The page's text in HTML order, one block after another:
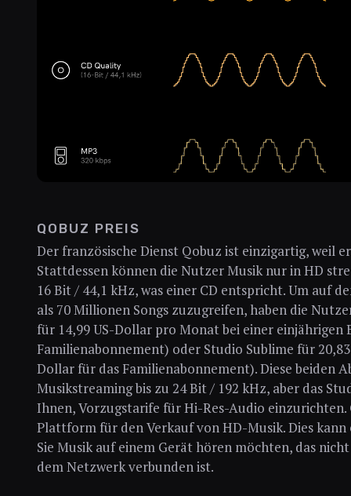
QOBUZ PREIS
Der französische Dienst Qobuz ist einzigartig, weil
Stattdessen können die Nutzer Musik nur in HD
16 Bit / 44,1 kHz, was einer CD entspricht. Um auf
als 70 Millionen Songs zuzugreifen, haben die
für 14,99 US-Dollar pro Monat bei einer einjährigen
Familienabonnement) oder Studio Sublime für
Dollar für das Familienabonnement). Diese beiden
Musikstreaming bis zu 24 Bit / 192 kHz, aber das
Ihnen, Vorzugstarife für Hi-Res-Audio einzurichten.
Plattform für den Verkauf von HD-Musik. Dies
Sie Musik auf einem Gerät hören möchten, das
dem Netzwerk verbunden ist.